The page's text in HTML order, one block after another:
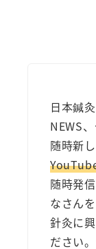
日本鍼
NEWS
随時新
随時発
なさん
針灸に
ださい